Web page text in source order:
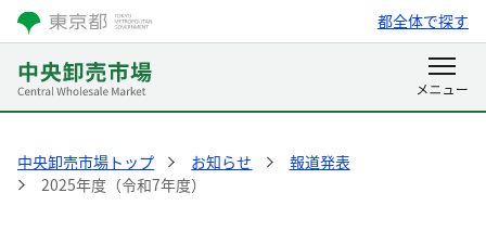
都全体で探す
中央卸売市場トップ お知らせ
報道発表
2025年度（令和7年度）